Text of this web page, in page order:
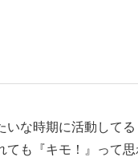
ッカー日本代表・森保
いな時期に活動して
も『キモ！』って